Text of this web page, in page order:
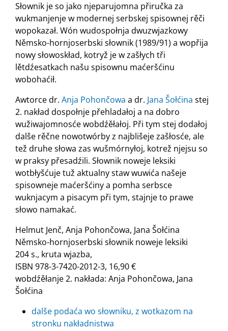
Słownik je so jako njeparujomna přiručka za
wukmanjenje w modernej serbskej spisownej rěči
wopokazał. Wón wudospołnja dwuzwjazkowy
Němsko-hornjoserbski słownik (1989/91) a wopřija
nowy słowoskład, kotryž je w zašłych tři
lětdźesatkach našu spisownu maćeršćinu
wobohaćił.
Awtorce dr. Anja Pohončowa a dr. Jana Šołćina stej
2. nakład dospołnje přehladałoj a na dobro
wužiwajomnosće wobdźěłałoj. Při tym stej dodałoj
dalše rěčne nowotwórby z najblišeje zašłosće, ale
tež druhe słowa zas wušmórnyłoj, kotrež njejsu so
w praksy přesadźili. Słownik noweje leksiki
wotbłyšćuje tuž aktualny staw wuwića našeje
spisowneje maćeršćiny a pomha serbsce
wuknjacym a pisacym při tym, stajnje to prawe
słowo namakać.
Helmut Jenč, Anja Pohončowa, Jana Šołćina
Němsko-hornjoserbski słownik noweje leksiki
204 s., kruta wjazba,
ISBN 978-3-7420-2012-3, 16,90 €
wobdźěłanje 2. nakłada: Anja Pohončowa, Jana
Šołćina
dalše podaća wo słowniku, z wotkazom na
stronku nakładnistwa